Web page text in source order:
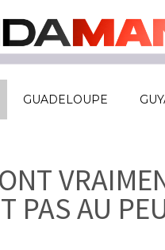
GUADELOUPE
PAS AU